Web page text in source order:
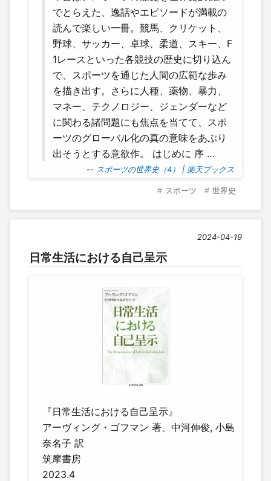
でとらえた、逸話やエピソードが満載の
読んで楽しい一冊。競馬、クリケット、
野球、サッカー、卓球、柔道、スキー、F
1レースといった各競技の歴史に切り込ん
で、スポーツを通じた人間の広範な歩み
を描き出す。さらに人種、薬物、暴力、
マネー、テクノロジー、ジェンダーなど
に関わる諸問題にも焦点を当てて、スポ
ーツのグローバル化の真の意味をあぶり
出そうとする意欲作。 はじめに 序 …
-- スポーツの世界史（4） | 楽天ブックス
スポーツ 世界史
2024-04-19
日常生活における自己呈示
『日常生活における自己呈示』
アーヴィング・ゴフマン 著、中河伸俊, 小島
奈名子 訳
筑摩書房
2023.4